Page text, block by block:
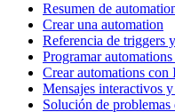
Resumen de
Crear una automation
Referencia de triggers
Programar
Crear automations con
Mensajes interactivos
Solución de